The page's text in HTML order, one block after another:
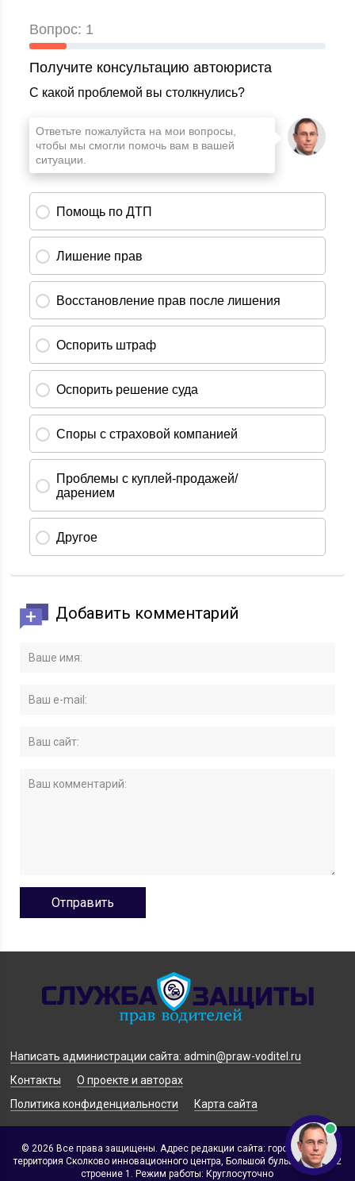
Добавить комментарий
Написать администрации сайта: admin@praw-voditel.ru
Контакты
О проекте и авторах
Политика конфиденциальности
Карта сайта
© 2026 Все права защищены. Адрес редакции сайта: город Москва,
территория Сколково инновационного центра, Большой бульвар, дом 42
строение 1. Режим работы: Круглосуточно